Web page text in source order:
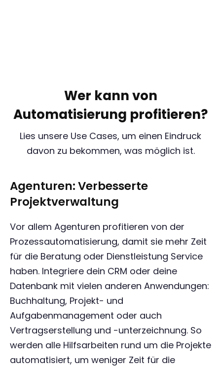
Wer kann von
Automatisierung profitieren?
Lies unsere Use Cases, um einen Eindruck
davon zu bekommen, was möglich ist.
Agenturen: Verbesserte
Projektverwaltung
Vor allem Agenturen profitieren von der
Prozessautomatisierung, damit sie mehr Zeit
für die Beratung oder Dienstleistung Service
haben. Integriere dein CRM oder deine
Datenbank mit vielen anderen Anwendungen:
Buchhaltung, Projekt- und
Aufgabenmanagement oder auch
Vertragserstellung und -unterzeichnung. So
werden alle Hilfsarbeiten rund um die Projekte
automatisiert, um weniger Zeit für die